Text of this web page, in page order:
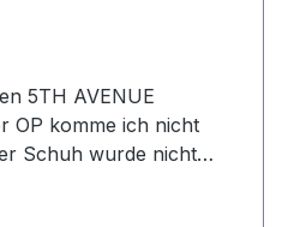
5TH AVENUE
OP komme ich nicht